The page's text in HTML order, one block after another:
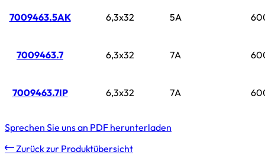
7009463.5AK 6,3x32 5A
7009463.7 6,3x32 7A
7009463.7IP 6,3x32 7A
Sprechen Sie uns an PDF herunterladen
Zurück zur Produktübersicht